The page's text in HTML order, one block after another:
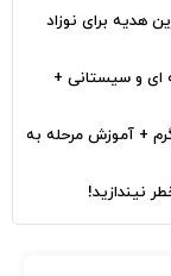
برای نوزاد
و سیستانی +
آموزش مرحله به